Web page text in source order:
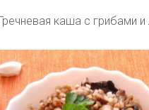
каша с грибами и